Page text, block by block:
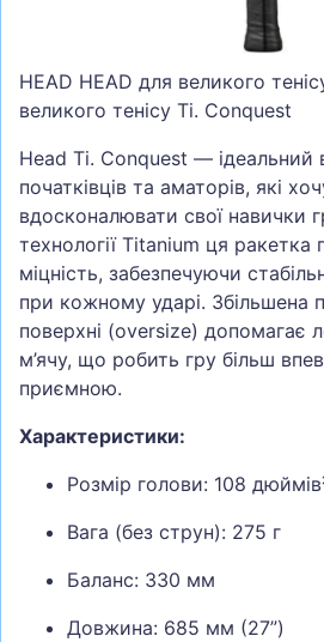
HEAD HEAD для великого
великого тенісу Ti. Conquest
Head Ti. Conquest — ідеальний
початківців та аматорів, які
вдосконалювати свої навички
технології Titanium ця ракетка
міцність, забезпечуючи
при кожному ударі. Збільшена
поверхні (oversize) допомагає
м’ячу, що робить гру більш
приємною.
Характеристики:
Розмір голови: 108
Вага (без струн): 275 г
Баланс: 330 мм
Довжина: 685 мм (27”)